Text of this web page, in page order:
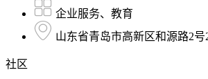
企业服务、教育
山东省青岛市高新区和源路2号
社区